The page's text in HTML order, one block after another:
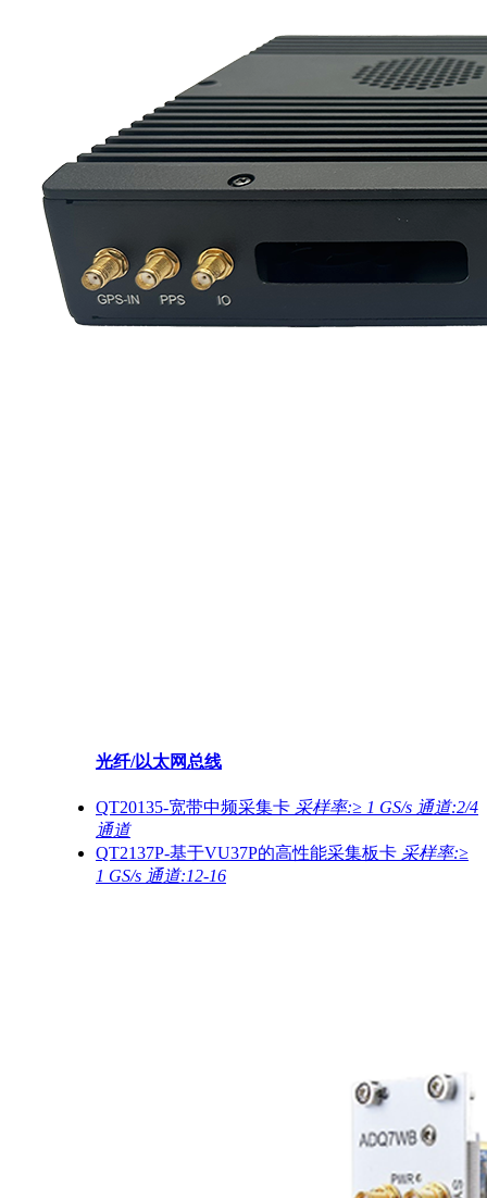
光纤/以太网总线
QT20135-宽带中频采集卡 采样率:≥ 1 GS/s 通道:2/4
通道
QT2137P-基于VU37P的高性能采集板卡 采样率:≥
1 GS/s 通道:12-16